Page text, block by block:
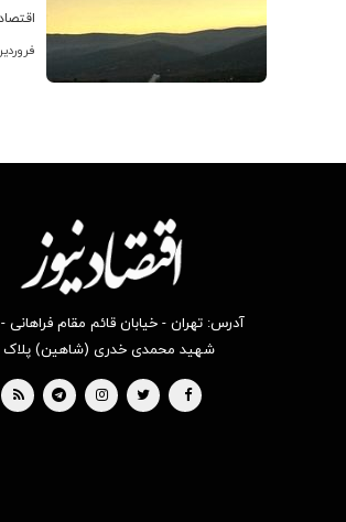
۲۱ فروردین
آدرس: تهران - خیابان قائم مقام فراهانی
شهید محمدی خدری (شاهین) پلاک ۵